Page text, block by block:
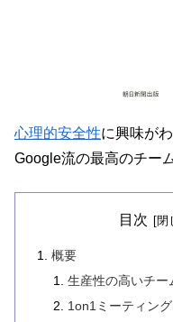
心理的安全性に興味が
Google流の最高のチー
目次
概要
生産性の高いチー
1on1ミーティン